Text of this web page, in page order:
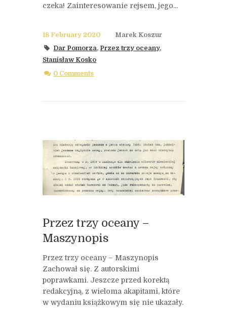
czeka! Zainteresowanie rejsem, jego...
18 February 2020
Marek Koszur
Dar Pomorza, Przez trzy oceany,
Stanisław Kosko
0 Comments
Przez trzy oceany –
Maszynopis
Przez trzy oceany – Maszynopis
Zachował się. Z autorskimi
poprawkami. Jeszcze przed korektą
redakcyjną, z wieloma akapitami, które
w wydaniu książkowym się nie ukazały.